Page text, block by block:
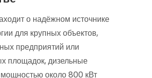
о надёжном источнике
для крупных объектов,
предприятий или
площадок, дизельные
около 800 кВт